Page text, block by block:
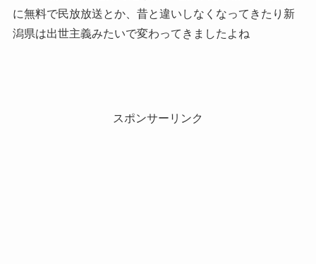
に無料で民放放送とか、昔と違いしなくなってきたり新
潟県は出世主義みたいで変わってきましたよね
スポンサーリンク